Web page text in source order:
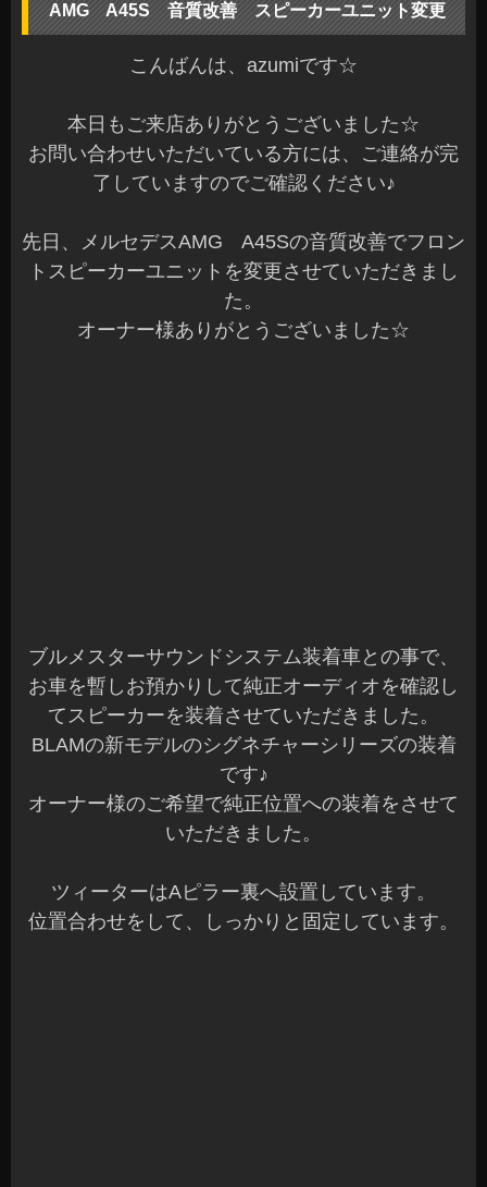
AMG A45S 音質改善 スピーカーユニット変更
こんばんは、azumiです☆
本日もご来店ありがとうございました☆
お問い合わせいただいている方には、ご連絡が完
了していますのでご確認ください♪
先日、メルセデスAMG A45Sの音質改善でフロン
トスピーカーユニットを変更させていただきまし
た。
オーナー様ありがとうございました☆
ブルメスターサウンドシステム装着車との事で、
お車を暫しお預かりして純正オーディオを確認し
てスピーカーを装着させていただきました。
BLAMの新モデルのシグネチャーシリーズの装着
です♪
オーナー様のご希望で純正位置への装着をさせて
いただきました。
ツィーターはAピラー裏へ設置しています。
位置合わせをして、しっかりと固定しています。